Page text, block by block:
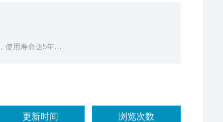
使用寿命达5年
更新时间 浏览次数